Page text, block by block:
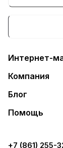
Интернет-
Компания
Блог
Помощь
+7 (861) 255-